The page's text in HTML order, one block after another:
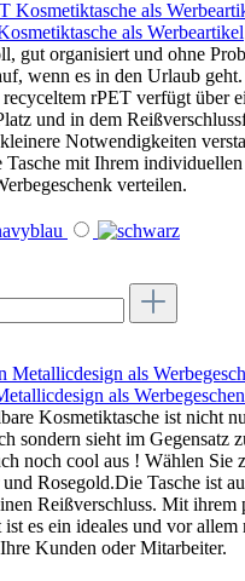
als Werbeartikel
gut organisiert und ohne
wenn es in den Urlaub
rPET verfügt über
und in dem
Notwendigkeiten
Tasche mit Ihrem
verteilen.
als
Kosmetiktasche ist nicht
sondern sieht im Gegensatz
noch cool aus ! Wählen Sie
Rosegold.Die Tasche ist
Reißverschluss. Mit ihrem
es ein ideales und vor allem
Kunden oder Mitarbeiter.